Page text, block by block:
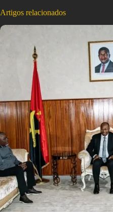
Artigos relacionados